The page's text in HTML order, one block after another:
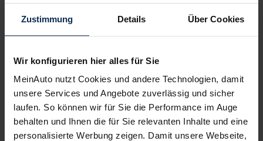
Zustimmung Details Über Cookies
Wir konfigurieren hier alles für Sie
MeinAuto nutzt Cookies und andere Technologien, damit
unsere Services und Angebote zuverlässig und sicher
laufen. So können wir für Sie die Performance im Auge
behalten und Ihnen die für Sie relevanten Inhalte und eine
personalisierte Werbung zeigen. Damit unsere Webseite,
dahinter nur 235 Liter. Der Z4 Roadster liebt es
leicht und legere.